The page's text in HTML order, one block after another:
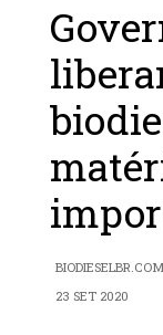
BIODIESELBR.COM
23 SET 2020